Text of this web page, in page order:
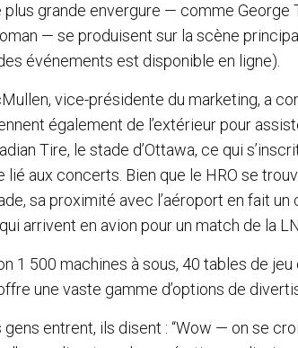
plus grande envergure — comme George
— se produisent sur la scène
événements est disponible en ligne).
vice-présidente du marketing, a
également de l’extérieur pour
Tire, le stade d’Ottawa, ce qui
lié aux concerts. Bien que le HRO se
sa proximité avec l’aéroport en fait un
arrivent en avion pour un match de la
1 500 machines à sous, 40 tables de
une vaste gamme d’options de
gens entrent, ils disent : “Wow — on se